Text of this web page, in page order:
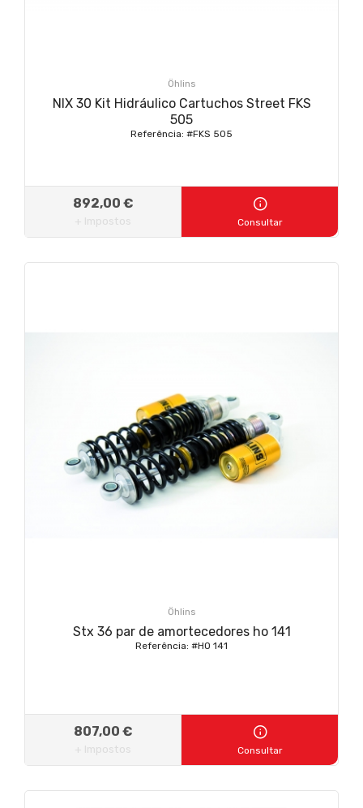
Öhlins
NIX 30 Kit Hidráulico Cartuchos Street FKS
505
Referência: #FKS 505
892,00 €
+ Impostos Consultar
Öhlins
Stx 36 par de amortecedores ho 141
Referência: #HO 141
807,00 €
+ Impostos Consultar